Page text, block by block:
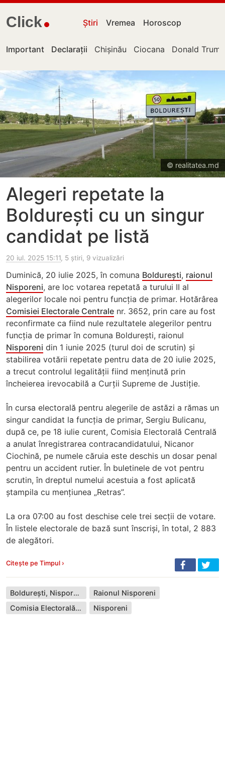
Click Știri Vremea Horoscop
Important Declarații Chișinău Ciocana Donald Trump
© realitatea.md
Alegeri repetate la
Boldurești cu un singur
candidat pe listă
20 iul. 2025 15:11, 5 știri, 9 vizualizări
Duminică, 20 iulie 2025, în comuna Boldurești, raionul
Nisporeni, are loc votarea repetată a turului II al
alegerilor locale noi pentru funcția de primar. Hotărârea
Comisiei Electorale Centrale nr. 3652, prin care au fost
reconfirmate ca fiind nule rezultatele alegerilor pentru
funcția de primar în comuna Boldurești, raionul
Nisporeni din 1 iunie 2025 (turul doi de scrutin) și
stabilirea votării repetate pentru data de 20 iulie 2025,
a trecut controlul legalității fiind menținută prin
încheierea irevocabilă a Curții Supreme de Justiție.
În cursa electorală pentru alegerile de astăzi a rămas un
singur candidat la funcția de primar, Sergiu Bulicanu,
după ce, pe 18 iulie curent, Comisia Electorală Centrală
a anulat înregistrarea contracandidatului, Nicanor
Ciochină, pe numele căruia este deschis un dosar penal
pentru un accident rutier. În buletinele de vot pentru
scrutin, în dreptul numelui acestuia a fost aplicată
ștampila cu mențiunea „Retras”.
La ora 07:00 au fost deschise cele trei secții de votare.
În listele electorale de bază sunt înscriși, în total, 2 883
de alegători.
Citește pe Timpul ›
Boldurești, Nisporeni
Raionul Nisporeni
Comisia Electorală Centrală
Nisporeni